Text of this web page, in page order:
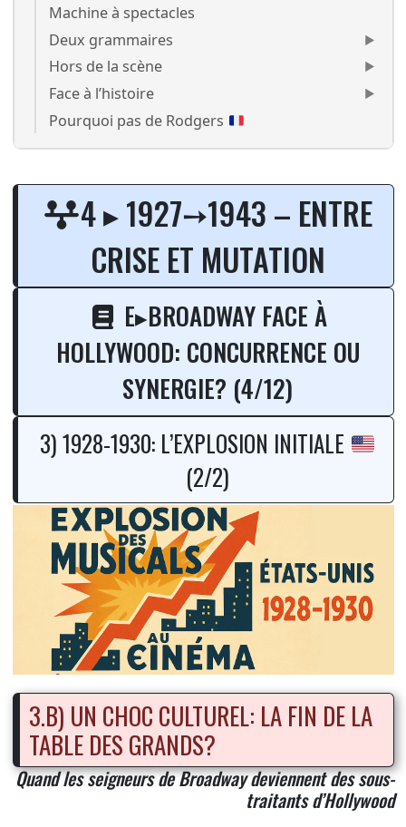
Machine à spectacles
Deux grammaires
Hors de la scène
Face à l’histoire
Pourquoi pas de Rodgers
1928-1930 Broadway entre
4 ▸ 1927➙1943 – ENTRE
CRISE ET MUTATION
E▸BROADWAY FACE À
HOLLYWOOD: CONCURRENCE OU
SYNERGIE? (4/12)
3) 1928-1930: L’EXPLOSION INITIALE
(2/2)
3.B) UN CHOC CULTUREL: LA FIN DE LA
TABLE DES GRANDS?
Quand les seigneurs de Broadway deviennent des sous-
traitants d’Hollywood